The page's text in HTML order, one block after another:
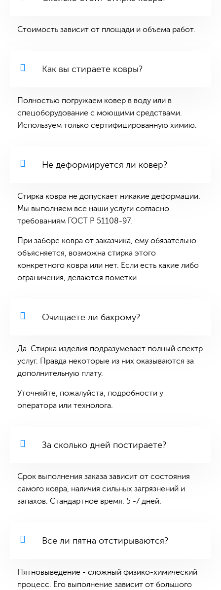
Стоимость зависит от площади и объема работ.
Как вы стираете ковры?
Полностью погружаем ковер в воду или в
спецоборудование с моющими средствами.
Используем только сертифицированную химию.
Не деформируется ли ковер?
Стирка ковра не допускает никакие деформации.
Мы выполняем все наши услуги согласно
требованиям ГОСТ Р 51108-97.
При заборе ковра от заказчика, ему обязательно
объясняется, возможна стирка этого
конкретного ковра или нет. Если есть какие либо
ограничения, делаются пометки
Очищаете ли бахрому?
Да. Стирка изделия подразумевает полный спектр
услуг. Правда некоторые из них оказываются за
дополнительную плату.
Уточняйте, пожалуйста, подробности у
оператора или технолога.
За сколько дней постираете?
Срок выполнения заказа зависит от состояния
самого ковра, наличия сильных загрязнений и
запахов. Стандартное время: 5 -7 дней.
Все ли пятна отстирываются?
Пятновыведение - сложный физико-химический
процесс. Его выполнение зависит от большого